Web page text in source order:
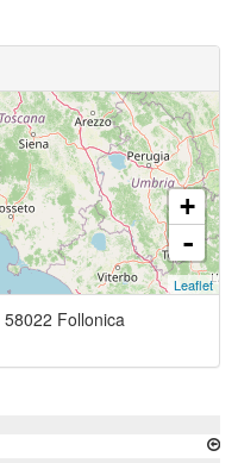
+
-
Leaflet
58022 Follonica